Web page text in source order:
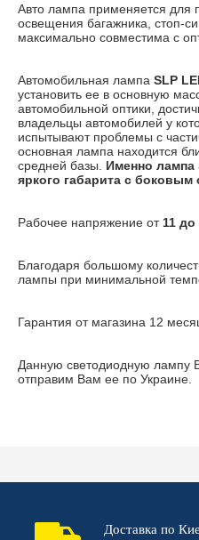
Авто лампа применяется для
освещения багажника, стоп-
максимально совместима с
Автомобильная лампа SLP
установить ее в основную
автомобильной оптики,
владельцы автомобилей у
испытывают проблемы с
основная лампа находится
средней базы. Именно лампа
яркого габарита с боковым
Рабочее напряжение от11 до
Благодаря большому
лампы при минимальной
Гарантия от магазина 12
Данную светодиодную лампу
отправим Вам ее по Украине.
Доставка по